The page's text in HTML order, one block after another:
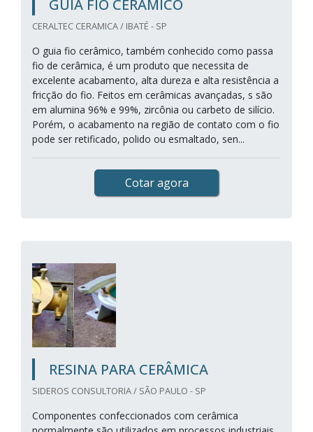
GUIA FIO CERÂMICO
CERALTEC CERAMICA / IBATÉ - SP
O guia fio cerâmico, também conhecido como passa
fio de cerâmica, é um produto que necessita de
excelente acabamento, alta dureza e alta resistência a
fricção do fio. Feitos em cerâmicas avançadas, s são
em alumina 96% e 99%, zircônia ou carbeto de silício.
Porém, o acabamento na região de contato com o fio
pode ser retificado, polido ou esmaltado, sen...
Cotar agora
RESINA PARA CERÂMICA
SIDEROS CONSULTORIA / SÃO PAULO - SP
Componentes confeccionados com cerâmica